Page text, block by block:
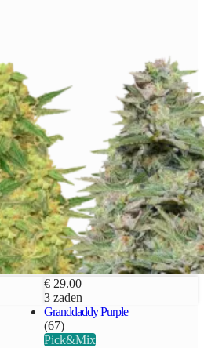
€ 29.00
3 zaden
Granddaddy Purple
(67)
Pick&Mix